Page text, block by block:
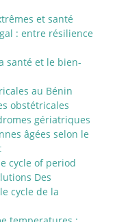
et santé
: entre résilience
santé et le bien-
au Bénin
obstétricales
gériatriques
âgées selon le
cycle of period
Des
cycle de la